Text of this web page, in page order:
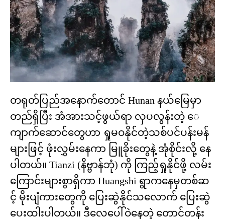
တရုတ်ပြည်အနောက်တောင် Hunan နယ်မြေမှာ
တည်ရှိပြီး အံအားသင့်ဖွယ်ရာ လှပလွန်းတဲ့ ​ေ
ကျာက်ဆောင်တွေဟာ ရှုမဝနိုင်တဲ့သစ်ပင်ပန်းမန်
များဖြင့် ဖုံးလွှမ်းနေကာ မြူခိုးတွေနဲ့ အုံစိုင်းလို့ နေ
ပါတယ်။ Tianzi (နိဗ္ဗာန်ဘုံ) ကို ကြည့်ရှုနိုင်ဖို့ လမ်း​​
ကြောင်းများစွာရှိကာ Huangshi ရွာကနေမှတစ်ဆ
င့် မိုးပျံကားတွေကို ပြေးဆွဲနိုင်သလောက် ပြေးဆွဲ
ပေးထါးပါတယ်။ ဒီလေပေါ်ဝဲနေတဲ့ တောင်တန်း